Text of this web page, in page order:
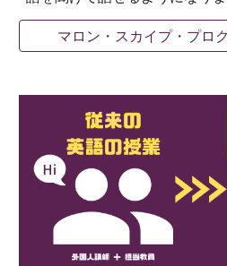
マロン・スカイプ・プロ